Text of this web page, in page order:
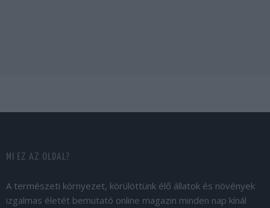
MI EZ AZ OLDAL?
A természeti környezet, körülöttünk élő állatok és növények
izgalmas életét bemutató online magazin minden nap kínál